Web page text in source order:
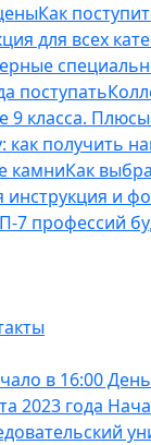
Как
для всех
поступать
9 класса.
как получить
камниКак
инструкция и
7 профессий
в 16:00
2023 года